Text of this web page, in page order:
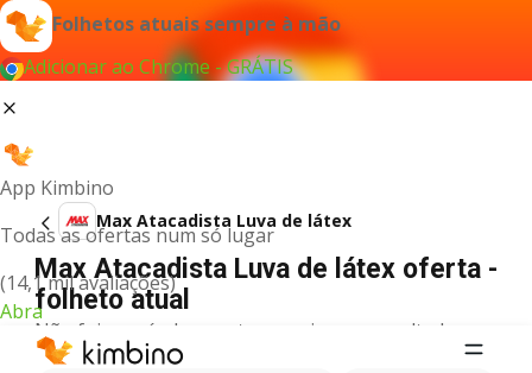
Folhetos atuais sempre à mão
Adicionar ao Chrome - GRÁTIS
App Kimbino
Todas as ofertas num só lugar
(14,1 mil avaliações)
Abra
Max Atacadista Luva de látex
Max Atacadista Luva de látex oferta -
folheto atual
Não foi possível encontrar quaisquer resultados
para este termo.